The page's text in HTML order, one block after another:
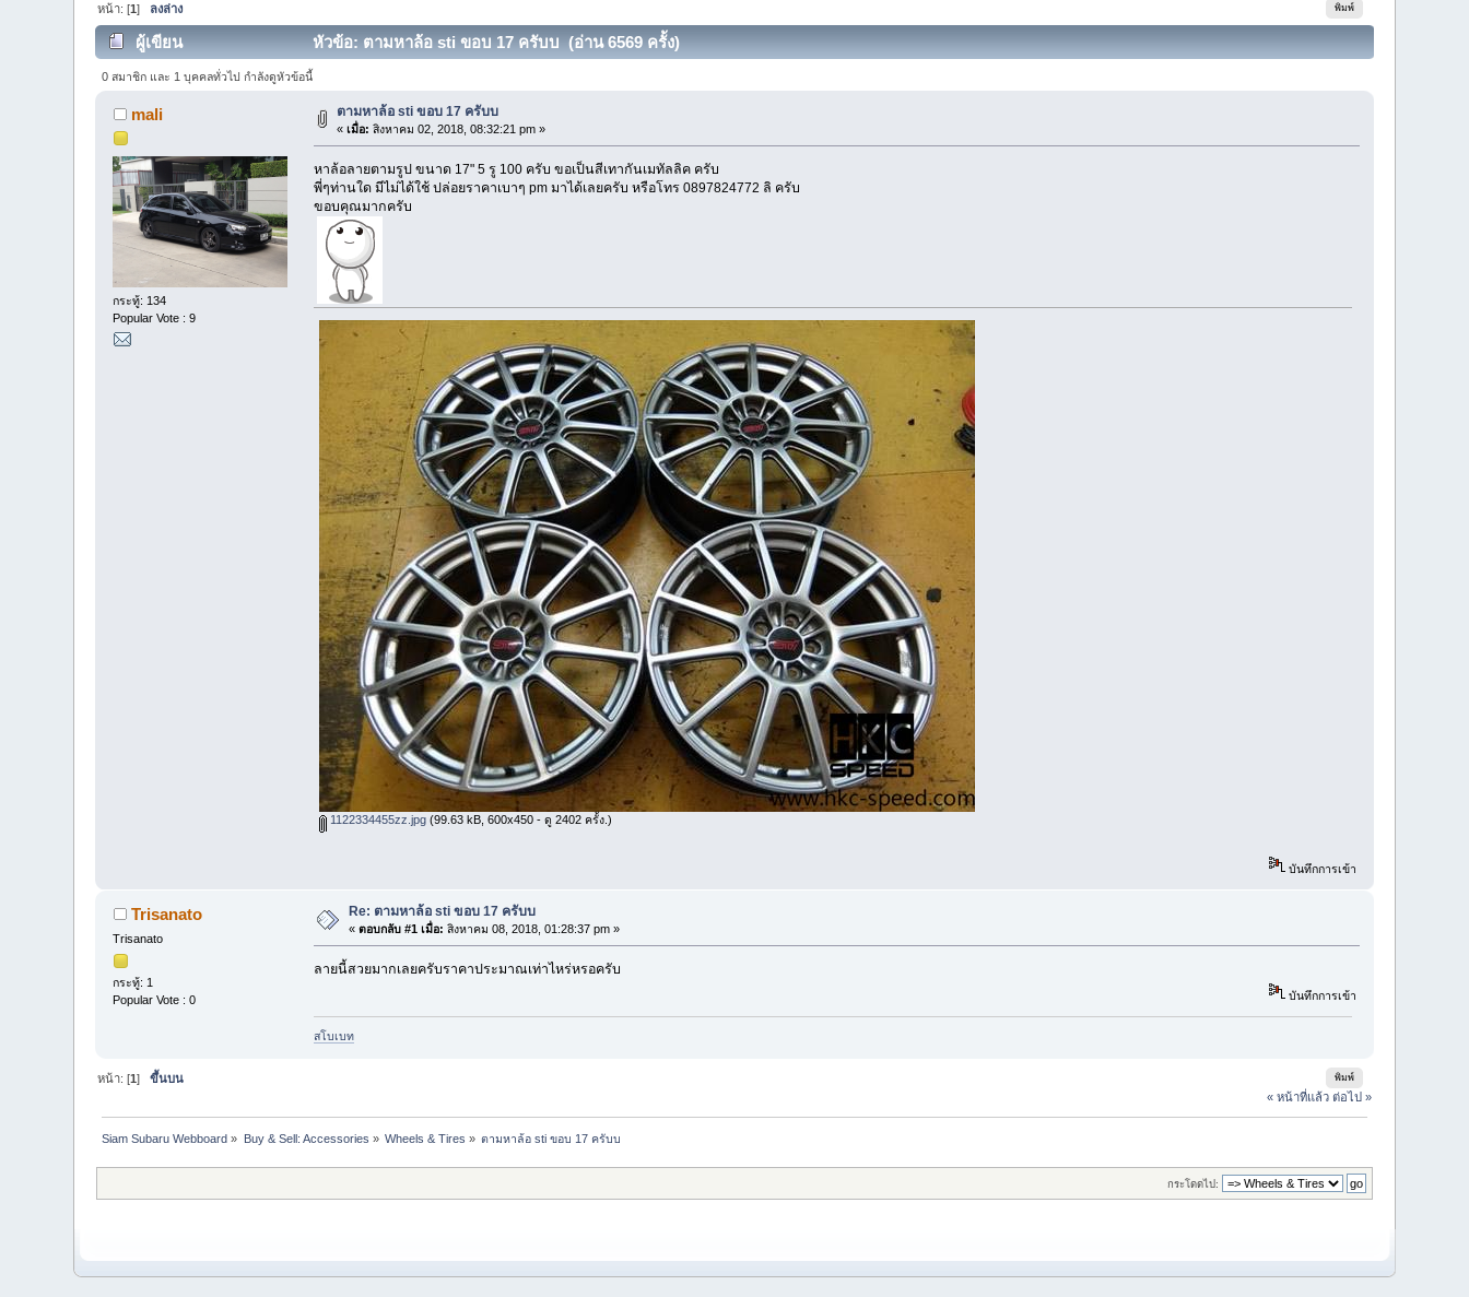
พิมพ์
หน้า: [1] ลงล่าง
ผู้เขียน หัวข้อ: ตามหาล้อ sti ขอบ 17 ครับบ (อ่าน 6569 ครั้ง)
0 สมาชิก และ 1 บุคคลทั่วไป กำลังดูหัวข้อนี้
mali
กระทู้: 134
Popular Vote : 9
ตามหาล้อ sti ขอบ 17 ครับบ
«เมื่อ: สิงหาคม 02, 2018, 08:32:21 pm »
หาล้อลายตามรูป ขนาด 17" 5 รู 100 ครับ ขอเป็นสีเทากันเมทัลลิค ครับ
พี่ๆท่านใด มีไม่ได้ใช้ ปล่อยราคาเบาๆ pm มาได้เลยครับ หรือโทร 0897824772 ลิ ครับ
ขอบคุณมากครับ
1122334455zz.jpg (99.63 kB, 600x450 - ดู 2402 ครั้ง.)
บันทึกการเข้า
Trisanato
Trisanato
กระทู้: 1
Popular Vote : 0
Re: ตามหาล้อ sti ขอบ 17 ครับบ
«ตอบกลับ #1 เมื่อ: สิงหาคม 08, 2018, 01:28:37 pm »
ลายนี้สวยมากเลยครับราคาประมาณเท่าไหร่หรอครับ
บันทึกการเข้า
สโบเบท
พิมพ์
หน้า: [1]ขึ้นบน
« หน้าที่แล้ว ต่อไป »
Siam Subaru Webboard » Buy & Sell: Accessories » Wheels & Tires » ตามหาล้อ sti ขอบ 17 ครับบ
กระโดดไป: